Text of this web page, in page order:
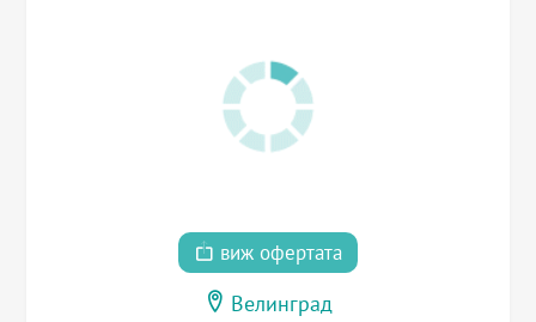
виж офертата
Велинград